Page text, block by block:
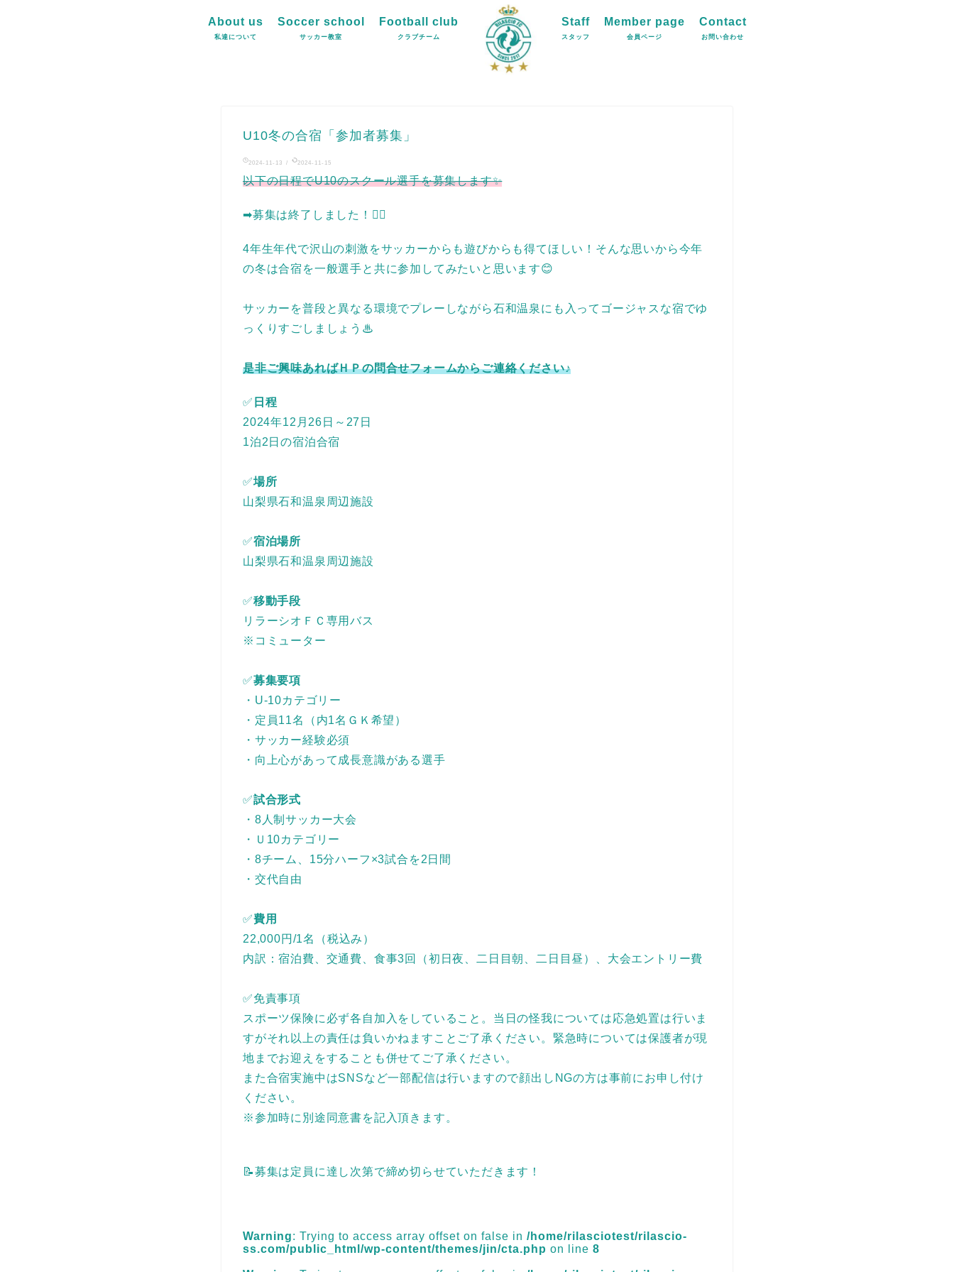
About us
私達について
Soccer school
サッカー教室
Football club
クラブチーム
Staff
スタッフ
Member page
会員ページ
Contact
お問い合わせ
U10冬の合宿「参加者募集」
2024-11-13 / 2024-11-15
以下の日程でU10のスクール選手を募集します✨
➡募集は終了しました！🙇‍♂️
4年生年代で沢山の刺激をサッカーからも遊びからも得てほしい！そんな思いから今年
の冬は合宿を一般選手と共に参加してみたいと思います😊
サッカーを普段と異なる環境でプレーしながら石和温泉にも入ってゴージャスな宿でゆ
っくりすごしましょう♨
是非ご興味あればＨＰの問合せフォームからご連絡ください♪
✅ 日程
2024年12月26日～27日
1泊2日の宿泊合宿
✅場所
山梨県石和温泉周辺施設
✅宿泊場所
山梨県石和温泉周辺施設
✅移動手段
リラーシオＦＣ専用バス
※コミューター
✅募集要項
・U-10カテゴリー
・定員11名（内1名ＧＫ希望）
・サッカー経験必須
・向上心があって成長意識がある選手
✅試合形式
・8人制サッカー大会
・Ｕ10カテゴリー
・8チーム、15分ハーフ×3試合を2日間
・交代自由
✅費用
22,000円/1名（税込み）
内訳：宿泊費、交通費、食事3回（初日夜、二日目朝、二日目昼）、大会エントリー費
✅免責事項
スポーツ保険に必ず各自加入をしていること。当日の怪我については応急処置は行いま
すがそれ以上の責任は負いかねますことご了承ください。緊急時については保護者が現
地までお迎えをすることも併せてご了承ください。
また合宿実施中はSNSなど一部配信は行いますので顔出しNGの方は事前にお申し付け
ください。
※参加時に別途同意書を記入頂きます。
📝募集は定員に達し次第で締め切らせていただきます！
Warning: Trying to access array offset on false in /home/rilasciotest/rilascio-
ss.com/public_html/wp-content/themes/jin/cta.php on line 8